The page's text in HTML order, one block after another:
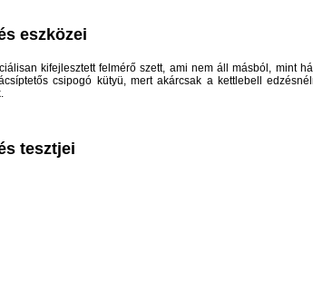
eszközei
kifejlesztett felmérő szett, ami nem áll másból, mint
csipogó kütyü, mert akárcsak a kettlebell
tesztjei